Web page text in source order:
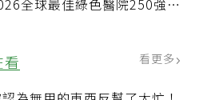
2026全球最佳綠色醫院250強
看